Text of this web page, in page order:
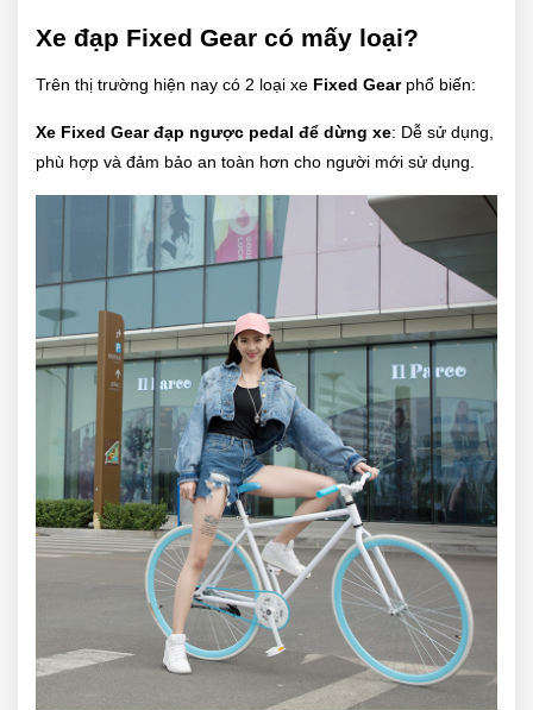
Xe đạp Fixed Gear có mấy loại?
Trên thị trường hiện nay có 2 loại xe Fixed Gearphổ biến:
Xe Fixed Gear đạp ngược pedal để dừng xe: Dễ sử dụng,
phù hợp và đảm bảo an toàn hơn cho người mới sử dụng.